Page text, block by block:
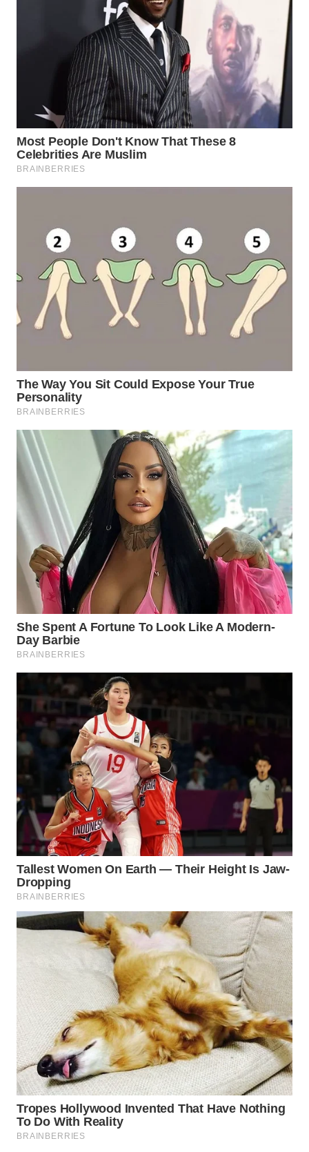
WN
TEBING
TINGGI
WN
KARAWANG
WN
BEKASI
WN
WN
DEPOK
TAPANULI
UTARA
WN
SAMOSIR
WN
PADANG
LAWAS
WN
SUMEDANG
WN
CIANJUR
WN
KEPULAUAN
TANGERANG
WN
BINJAI
WN
CIREBON
WN
WN
KUNINGAN
WN
MAJALENGKA
WN
SUBANG
WN